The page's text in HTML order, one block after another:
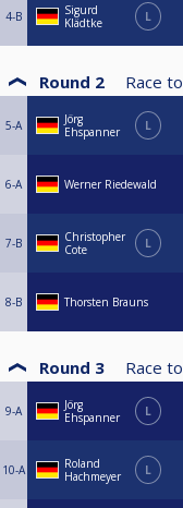
4-B
Sigurd
Klädtke
L
Round 2 Race to
5-A
Jörg
Ehspanner
L
6-A Werner Riedewald
7-B
Christopher
Cote
L
8-B Thorsten Brauns
Round 3 Race to
9-A
Jörg
Ehspanner
L
10-A
Roland
Hachmeyer
L